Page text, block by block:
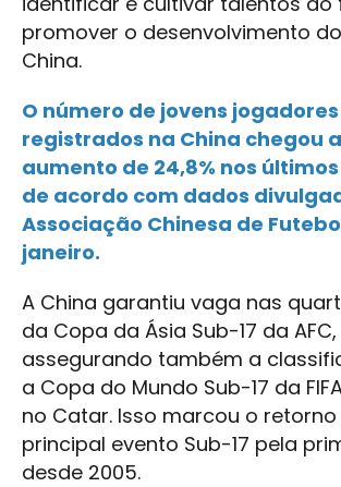
promover o desenvolvimento
China.
O número de jovens
registrados na China chegou a
aumento de 24,8% nos
de acordo com dados
Associação Chinesa de
janeiro.
A China garantiu vaga nas
da Copa da Ásia Sub-17 da AFC,
assegurando também a
a Copa do Mundo Sub-17 da
no Catar. Isso marcou o
principal evento Sub-17 pela
desde 2005.